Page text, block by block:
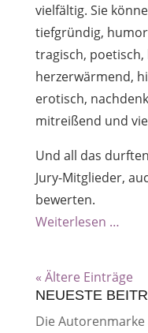
vielfältig. Sie
tiefgründig,
tragisch,
herzerwärmend,
erotisch,
mitreißend und
Und all das
Jury-Mitglieder,
bewerten.
Weiterlesen …
« Ältere Einträge
NEUESTE
Die